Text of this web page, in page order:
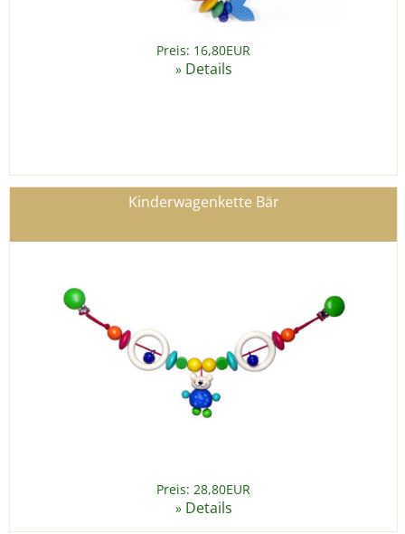
Preis: 16,80EUR
» Details
Kinderwagenkette Bär
Preis: 28,80EUR
» Details